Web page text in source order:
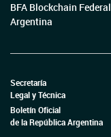
BFA Blockchain Federal
Argentina
Secretaría
Legal y Técnica
Boletín Oficial
de la República Argentina